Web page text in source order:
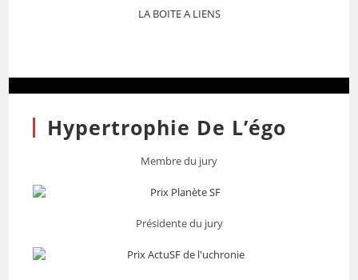
LA BOITE A LIENS
Hypertrophie De L’égo
Membre du jury
Présidente du jury